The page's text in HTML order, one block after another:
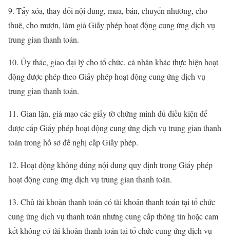
9. Tẩy xóa, thay đổi nội dung, mua, bán, chuyển nhượng, cho
thuê, cho mượn, làm giả Giấy phép hoạt động cung ứng dịch vụ
trung gian thanh toán.
10. Ủy thác, giao đại lý cho tổ chức, cá nhân khác thực hiện hoạt
động được phép theo Giấy phép hoạt động cung ứng dịch vụ
trung gian thanh toán.
11. Gian lận, giả mạo các giấy tờ chứng minh đủ điều kiện để
được cấp Giấy phép hoạt động cung ứng dịch vụ trung gian thanh
toán trong hồ sơ đề nghị cấp Giấy phép.
12. Hoạt động không đúng nội dung quy định trong Giấy phép
hoạt động cung ứng dịch vụ trung gian thanh toán.
13. Chủ tài khoản thanh toán có tài khoản thanh toán tại tổ chức
cung ứng dịch vụ thanh toán nhưng cung cấp thông tin hoặc cam
kết không có tài khoản thanh toán tại tổ chức cung ứng dịch vụ